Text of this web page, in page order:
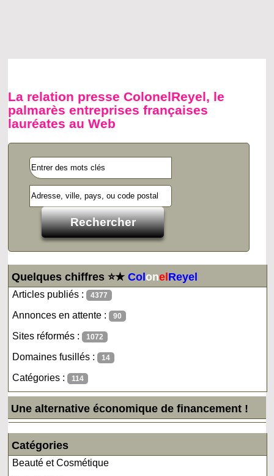
La relation presse ColonelReyel, le
palmarès entreprises françaises
lauréates au Web
Quelques chiffres ⭐★ColonelReyel
Articles publiés : 4377
Annonces en attente : 90
Sites réformés : 1072
Domaines fusillés : 14
Catégories : 114
Une alternative économique de financement !
Catégories
Beauté et Cosmétique